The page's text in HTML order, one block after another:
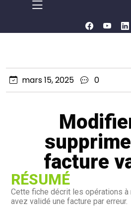
mars 15, 2025 0
facture
RÉSUMÉ
Cette fiche décrit les opérations
avez validé une facture par erreur.